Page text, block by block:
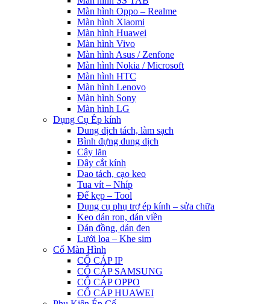
Màn hình Oppo – Realme
Màn hình Xiaomi
Màn hình Huawei
Màn hình Vivo
Màn hình Asus / Zenfone
Màn hình Nokia / Microsoft
Màn hình HTC
Màn hình Lenovo
Màn hình Sony
Màn hình LG
Dụng Cụ Ép kính
Dung dịch tách, làm sạch
Bình đựng dung dịch
Cây lăn
Dây cắt kính
Dao tách, cạo keo
Tua vít – Nhíp
Đế kẹp – Tool
Dụng cụ phụ trợ ép kính – sửa chữa
Keo dán ron, dán viền
Dán đồng, dán đen
Lưới loa – Khe sim
Cổ Màn Hình
CỔ CÁP IP
CỔ CÁP SAMSUNG
CỔ CÁP OPPO
CỔ CÁP HUAWEI